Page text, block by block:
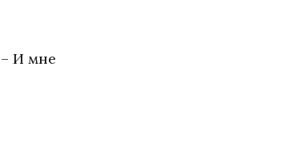
И мне